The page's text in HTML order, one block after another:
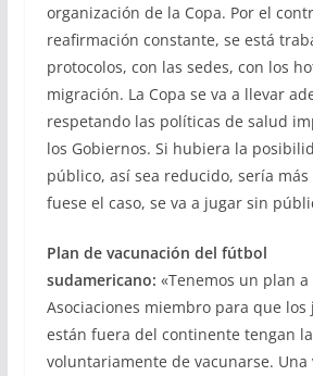
organización de la Copa. Por el
reafirmación constante, se está
protocolos, con las sedes, con los
migración. La Copa se va a llevar
respetando las políticas de salud
los Gobiernos. Si hubiera la
público, así sea reducido, sería
fuese el caso, se va a jugar sin
Plan de vacunación del fútbol
sudamericano: «Tenemos un plan
Asociaciones miembro para que los
están fuera del continente tengan
voluntariamente de vacunarse. Una